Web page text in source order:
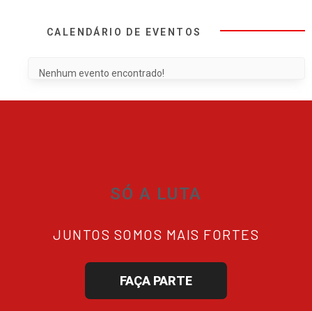
CALENDÁRIO DE EVENTOS
Nenhum evento encontrado!
SÓ A LUTA
JUNTOS SOMOS MAIS FORTES
FAÇA PARTE